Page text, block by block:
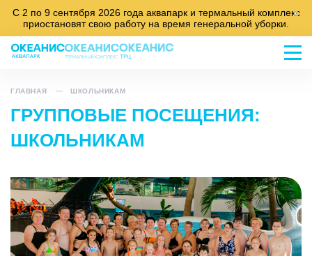
x
С 2 по 9 сентября 2026 года аквапарк и термальный комплекс
приостановят свою работу на время генеральной уборки.
ГЛАВНАЯ ШКОЛЬНИКАМ
ГРУППОВЫЕ ПОСЕЩЕНИЯ:
ШКОЛЬНИКАМ